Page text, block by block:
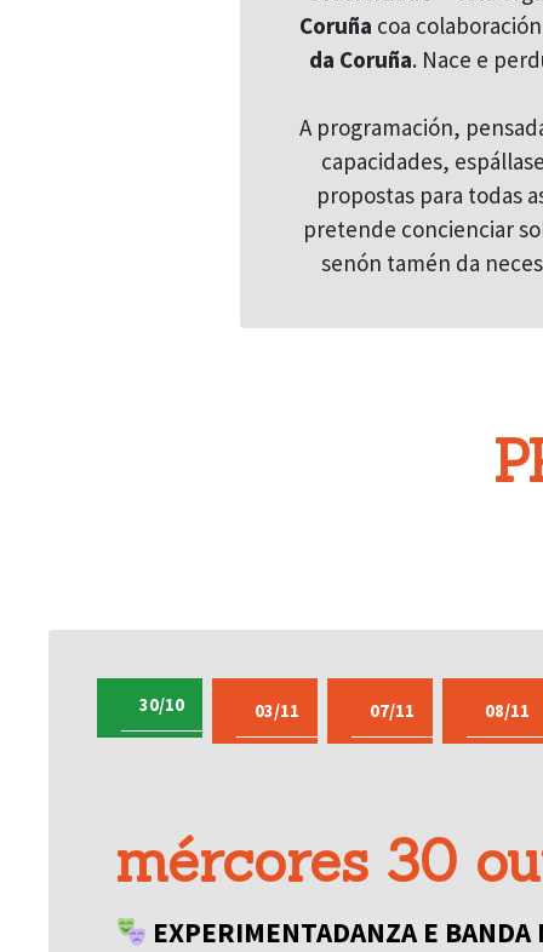
Coruña coa
da Coruña. Nace e
A programación,
capacidades,
propostas para todas
pretende concienciar
senón tamén da
30/10 03/11 07/11 08/11
mércores 30
EXPERIMENTADANZA E